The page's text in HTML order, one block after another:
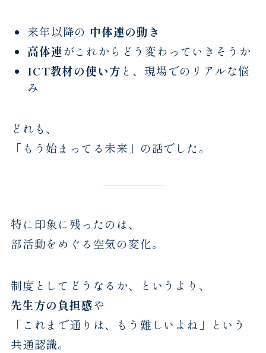
来年以降の 中体連の動き
高体連がこれからどう変わっていきそうか
ICT教材の使い方 と、現場でのリアルな悩
み
どれも、
「もう始まってる未来」の話でした。
特に印象に残ったのは、
部活動をめぐる空気の変化。
制度としてどうなるか、というより、
先生方の負担感や
「これまで通りは、もう難しいよね」という
共通認識。